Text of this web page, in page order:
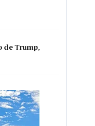
de Trump,